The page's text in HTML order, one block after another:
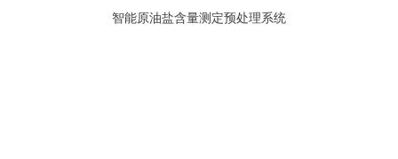
智能原油盐含量测定预处理系统